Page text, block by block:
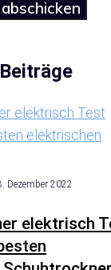
elektrisch
Dezember 2022